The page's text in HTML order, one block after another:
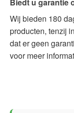
Wij bieden 180
producten, tenzij
dat er geen
voor meer